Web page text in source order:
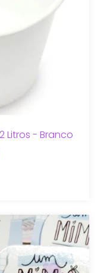
Litros - Branco